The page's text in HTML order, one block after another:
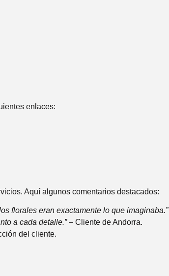
enlaces:
Aquí algunos comentarios destacados:
florales eran exactamente lo que imaginaba.”
a cada detalle.”– Cliente de Andorra.
del cliente.